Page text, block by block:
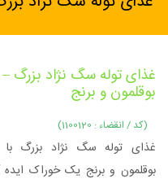
غذای توله سگ نژاد بزرگ –
بوقلمون و برنج
(کد / انقضاء : 1100120)
غذای توله سگ نژاد بزرگ
بوقلمون و برنج یک خوراک